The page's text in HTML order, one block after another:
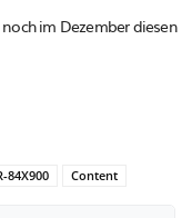
im Dezember diesen
84X900 Content